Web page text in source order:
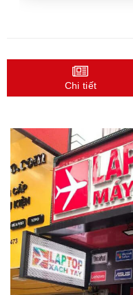
Chi tiết